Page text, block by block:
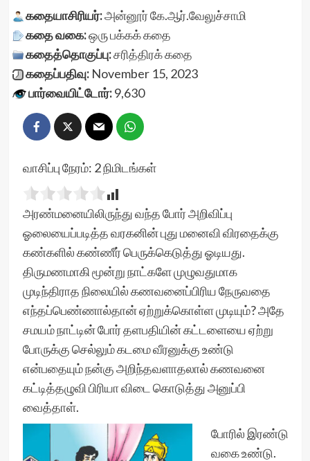
கதையாசிரியர்:அன்னூர் கே.ஆர்.வேலுச்சாமி
கதை வகை:ஒரு பக்கக் கதை
கதைத்தொகுப்பு:சரித்திரக் கதை
கதைப்பதிவு:November 15, 2023
பார்வையிட்டோர்:9,630
வாசிப்பு நேரம்: 2நிமிடங்கள்
அரண்மனையிலிருந்து வந்த போர் அறிவிப்பு
ஓலையைப்படித்த வரகனின் புது மனைவி விரதைக்கு
கண்களில் கண்ணீர் பெருக்கெடுத்து ஓடியது.
திருமணமாகி மூன்று நாட்களே முழுவதுமாக
முடிந்திராத நிலையில் கணவனைப்பிரிய நேருவதை
எந்தப்பெண்ணால்தான் ஏற்றுக்கொள்ள முடியும்? அதே
சமயம் நாட்டின் போர் தளபதியின் கட்டளையை ஏற்று
போருக்கு செல்லும் கடமை வீரனுக்கு உண்டு
என்பதையும் நன்கு அறிந்தவளாதலால் கணவனை
கட்டித்தழுவி பிரியா விடை கொடுத்து அனுப்பி
வைத்தாள்.
போரில் இரண்டு
வகை உண்டு.